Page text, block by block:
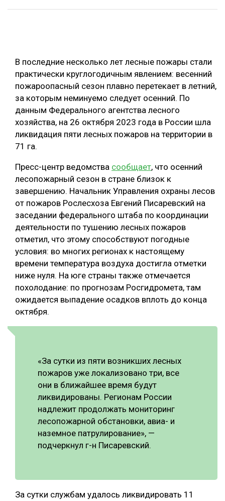
ЛЕСОВОССТАНОВЛЕНИЕ И ЗАЩИТА
ЛОГИСТИКА
ПРОИЗВОДСТВО ДРЕВЕСНЫХ ПЛИТ
ЦБП
КОМПЛЕКСНАЯ ПЕРЕРАБОТКА
ЛЕСОПИЛЕНИЕ
ДЕРЕВЯННОЕ ДОМОСТРОЕНИЕ
БЕЗОПАСНОЕ ПРОИЗВОДСТВО
СУШКА ДРЕВЕСИНЫ
ТЕМАТИЧЕСКИЕ ПРОЕКТЫ
ПОДБОРКИ СТАТЕЙ
В последние несколько лет лесные пожары стали
практически круглогодичным явлением: весенний
пожароопасный сезон плавно перетекает в летний,
за которым неминуемо следует осенний. По
данным Федерального агентства лесного
хозяйства, на 26 октября 2023 года в России шла
ликвидация пяти лесных пожаров на территории в
71 га.
Пресс-центр ведомства сообщает, что осенний
лесопожарный сезон в стране близок к
завершению. Начальник Управления охраны лесов
от пожаров Рослесхоза Евгений Писаревский на
заседании федерального штаба по координации
деятельности по тушению лесных пожаров
отметил, что этому способствуют погодные
условия: во многих регионах к настоящему
времени температура воздуха достигла отметки
ниже нуля. На юге страны также отмечается
похолодание: по прогнозам Росгидромета, там
ожидается выпадение осадков вплоть до конца
октября.
«За сутки из пяти возникших лесных
пожаров уже локализовано три, все
они в ближайшее время будут
ликвидированы. Регионам России
надлежит продолжать мониторинг
лесопожарной обстановки, авиа- и
наземное патрулирование», —
подчеркнул г-н Писаревский.
За сутки службам удалось ликвидировать 11